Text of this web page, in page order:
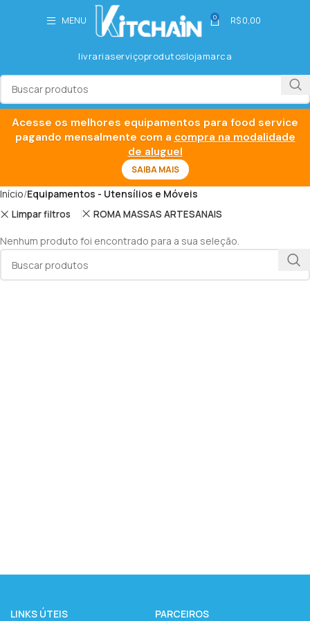
MENU 0 R$0,00
livrariaserviçoprodutoslojamarca
Início Equipamentos - Utensílios e Móveis
Limpar filtros ROMA MASSAS ARTESANAIS
Nenhum produto foi encontrado para a sua seleção.
LINKS ÚTEIS PARCEIROS
Acesse os melhores equipamentos para food service
pagando mensalmente com a compra na modalidade
de aluguel
SAIBA MAIS